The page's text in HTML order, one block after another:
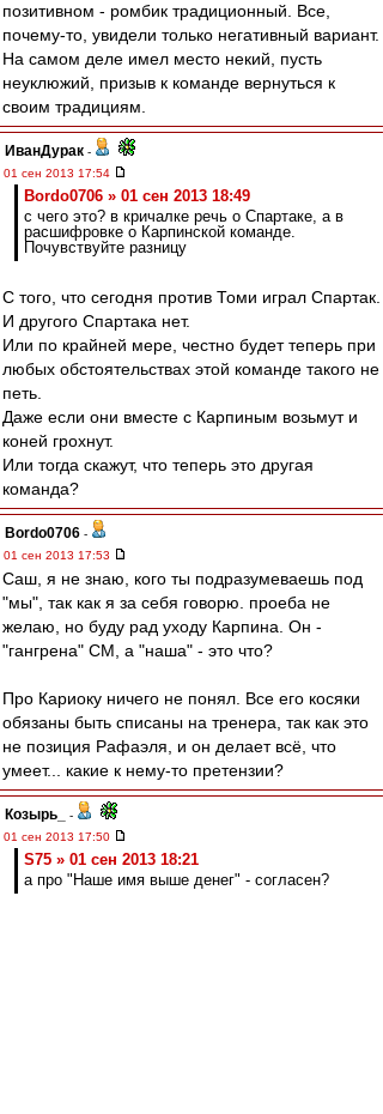
позитивном - ромбик традиционный. Все,
почему-то, увидели только негативный вариант.
На самом деле имел место некий, пусть
неуклюжий, призыв к команде вернуться к
своим традициям.
ИванДурак -
01 сен 2013 17:54
Bordo0706 » 01 сен 2013 18:49
с чего это? в кричалке речь о Спартаке, а в
расшифровке о Карпинской команде.
Почувствуйте разницу
С того, что сегодня против Томи играл Спартак.
И другого Спартака нет.
Или по крайней мере, честно будет теперь при
любых обстоятельствах этой команде такого не
петь.
Даже если они вместе с Карпиным возьмут и
коней грохнут.
Или тогда скажут, что теперь это другая
команда?
Bordo0706 -
01 сен 2013 17:53
Саш, я не знаю, кого ты подразумеваешь под
"мы", так как я за себя говорю. проеба не
желаю, но буду рад уходу Карпина. Он -
"гангрена" СМ, а "наша" - это что?
Про Кариоку ничего не понял. Все его косяки
обязаны быть списаны на тренера, так как это
не позиция Рафаэля, и он делает всё, что
умеет... какие к нему-то претензии?
Козырь_
-
01 сен 2013 17:50
S75 » 01 сен 2013 18:21
а про "Наше имя выше денег" - согласен?